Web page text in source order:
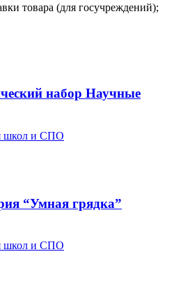
товара (для госучреждений);
набор Научные
школ и СПО
“Умная грядка”
школ и СПО